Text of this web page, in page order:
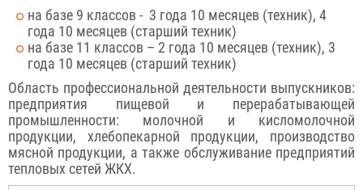
на базе 9 классов - 3 года 10 месяцев (техник), 4
года 10 месяцев (старший техник)
на базе 11 классов – 2 года 10 месяцев (техник), 3
года 10 месяцев (старший техник)
Область профессиональной деятельности выпускников:
предприятия пищевой и перерабатывающей
промышленности: молочной и кисломолочной
продукции, хлебопекарной продукции, производство
мясной продукции, а также обслуживание предприятий
тепловых сетей ЖКХ.